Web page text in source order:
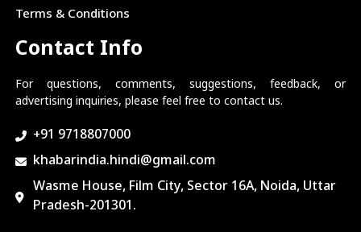
Terms & Conditions
Contact Info
For questions, comments, suggestions, feedback, or
advertising inquiries, please feel free to contact us.
+91 9718807000
khabarindia.hindi@gmail.com
Wasme House, Film City, Sector 16A, Noida, Uttar
Pradesh-201301.